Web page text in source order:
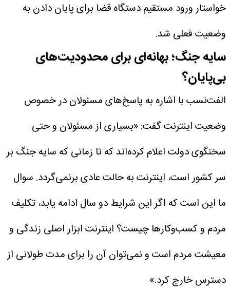
خواستار ورود مستقیم دستگاه قضا برای پایان دادن به
وضعیت فعلی شد.
سایه جنگ؛ بهانه‌ای برای محدودیت‌های
بی‌پایان؟
الفت‌نسب با اشاره به پاسخ‌های مسئولان در خصوص
وضعیت اینترنت گفت: «بسیاری از مسئولان و حتی
سخنگوی دولت اعلام کرده‌اند که تا زمانی که سایه جنگ بر
سر کشور است، اینترنت به حالت عادی برنمی‌گردد. سوال
ما این است که اگر این شرایط دو سال ادامه یابد، تکلیف
مردم و کسب‌وکارها چیست؟ اینترنت ابزار اصلی زندگی و
معیشت مردم است و نمی‌توان آن را برای مدت طولانی از
دسترس خارج کرد.»